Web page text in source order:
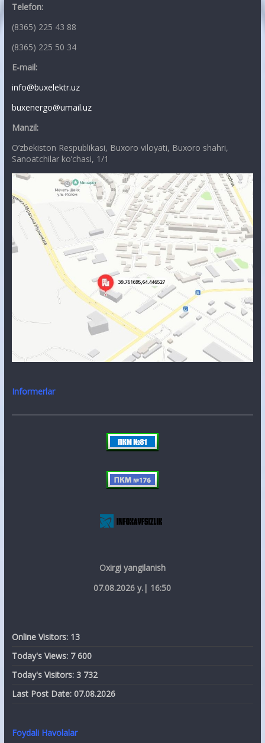
Telefon:
(8365) 225 43 88
(8365) 225 50 34
E-mail:
info@buxelektr.uz
buxenergo@umail.uz
Manzil:
O’zbekiston Respublikasi, Buxoro viloyati, Buxoro shahri,
Sanoatchilar ko’chasi, 1/1
Informerlar
Oxirgi yangilanish
07.08.2026 y.| 16:50
Online Visitors: 13
Today's Views: 7 600
Today's Visitors: 3 732
Last Post Date: 07.08.2026
Foydali Havolalar